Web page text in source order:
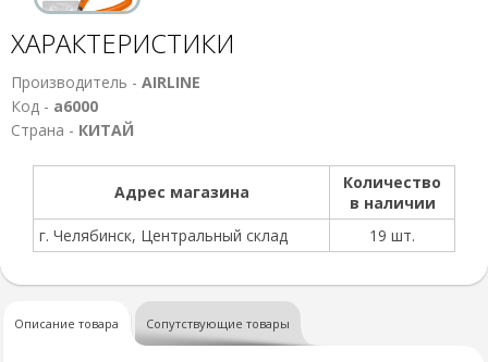
ХАРАКТЕРИСТИКИ
Производитель - AIRLINE
Код - а6000
Страна - КИТАЙ
Адрес магазина
Количество
в наличии
г. Челябинск, Центральный склад
19 шт.
Описание товара Сопутствующие товары